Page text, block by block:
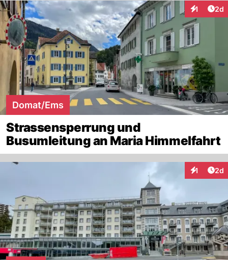
1 2d
Domat/Ems
Strassensperrung und
Busumleitung an Maria Himmelfahrt
1 2d